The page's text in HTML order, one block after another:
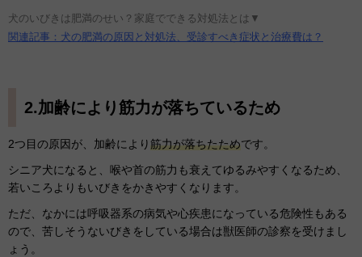
犬のいびきは肥満のせい？家庭でできる対処法とは▼
関連記事：犬の肥満の原因と対処法、受診すべき症状と治療費は？
2.加齢により筋力が落ちているため
2つ目の原因が、加齢により筋力が落ちたためです。
シニア犬になると、喉や首の筋力も衰えてゆるみやすくなるため、
若いころよりもいびきをかきやすくなります。
ただ、なかには呼吸器系の病気や心疾患になっている危険性もある
ので、苦しそうないびきをしている場合は獣医師の診察を受けまし
ょう。